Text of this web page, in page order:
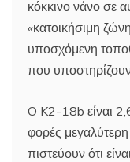
κόκκινο νάνο σε
«κατοικήσιμη
υποσχόμενη
που
O K2-18b είναι
φορές μεγαλύτερη
πιστεύουν ότι